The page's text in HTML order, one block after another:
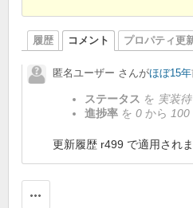
履歴 コメント プロパティ更
匿名ユーザー さんがほぼ15年
ステータス を 実装
進捗率 を 0 から 100
更新履歴 r499 で適用されま